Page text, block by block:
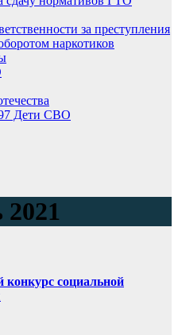
за преступления
наркотиков
Дети СВО
социальной